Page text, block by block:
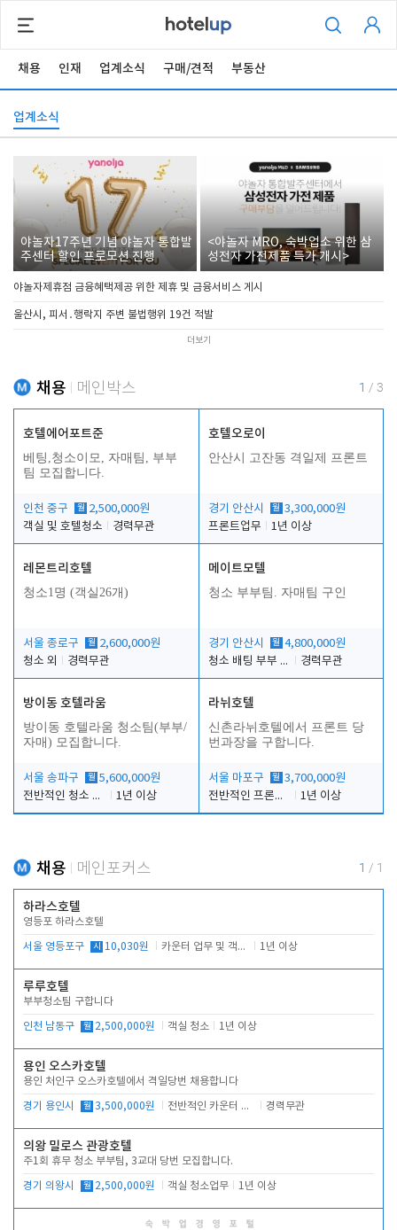
채용 인재 업계소식 구매/견적 부동산
업계소식
야놀자17주년 기념 야놀자 통합발
주센터 할인 프로모션 진행
<야놀자 MRO, 숙박업소 위한 삼
성전자 가전제품 특가 개시>
야놀자제휴점 금융혜택제공 위한 제휴 및 금융서비스 게시
울산시, 피서․행락지 주변 불법행위 19건 적발
더보기
채용 메인박스 1 / 3
호텔에어포트준
베팅,청소이모, 자매팀, 부부
팀 모집합니다.
인천 중구 월 2,500,000원
객실 및 호텔청소
경력무관
호텔오로이
안산시 고잔동 격일제 프론트
경기 안산시 월 3,300,000원
프론트업무
1년 이상
레몬트리호텔
청소1명 (객실26개)
서울 종로구 월 2,600,000원
청소 외
경력무관
메이트모텔
청소 부부팀. 자매팀 구인
경기 안산시 월 4,800,000원
청소 배팅 부부 구합니다
경력무관
방이동 호텔라움
방이동 호텔라움 청소팀(부부/
자매) 모집합니다.
서울 송파구 월 5,600,000원
전반적인 청소 업무(객실청소.객실정리)
1년 이상
라뉘호텔
신촌라뉘호텔에서 프론트 당
번과장을 구합니다.
서울 마포구 월 3,700,000원
전반적인 프론트 당번업무
1년 이상
채용 메인포커스 1 / 1
하라스호텔
영등포 하라스호텔
서울 영등포구 시 10,030원 카운터 업무 및 객실관리(청소상태 확인, 객실판매) 1년 이상
루루호텔
부부청소팀 구합니다
인천 남동구 월 2,500,000원 객실 청소 1년 이상
용인 오스카호텔
용인 처인구 오스카호텔에서 격일당번 채용합니다
경기 용인시 월 3,500,000원 전반적인 카운터 업무 경력무관
의왕 밀로스 관광호텔
주1회 휴무 청소 부부팀, 3교대 당번 모집합니다.
경기 의왕시 월 2,500,000원 객실 청소업무 1년 이상